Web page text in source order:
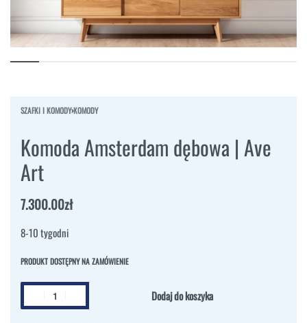
SZAFKI I KOMODY›KOMODY
Komoda Amsterdam dębowa | Ave
Art
7.300.00zł
8-10 tygodni
PRODUKT DOSTĘPNY NA ZAMÓWIENIE
Dodaj do koszyka